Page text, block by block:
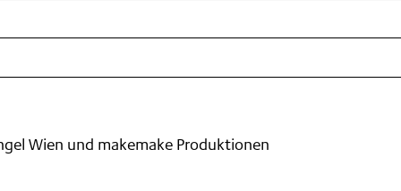
Wien und makemake Produktionen